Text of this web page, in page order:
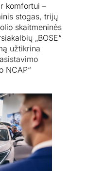
komfortui –
stogas, trijų
skaitmeninės
„BOSE“
užtikrina
NCAP“